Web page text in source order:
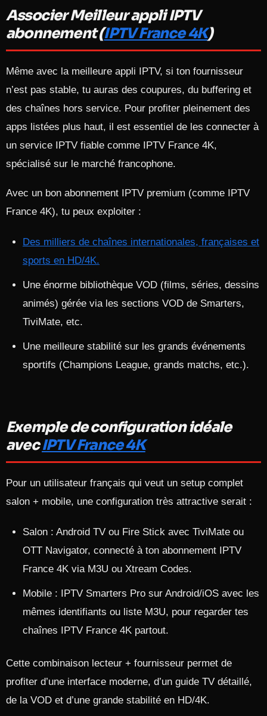
Associer Meilleur appli IPTV
abonnement (IPTV France 4K)
Même avec la meilleure appli IPTV, si ton fournisseur
n’est pas stable, tu auras des coupures, du buffering et
des chaînes hors service. Pour profiter pleinement des
apps listées plus haut, il est essentiel de les connecter à
un service IPTV fiable comme IPTV France 4K,
spécialisé sur le marché francophone.​
Avec un bon abonnement IPTV premium (comme IPTV
France 4K), tu peux exploiter :
Des milliers de chaînes internationales, françaises et
sports en HD/4K.​
Une énorme bibliothèque VOD (films, séries, dessins
animés) gérée via les sections VOD de Smarters,
TiviMate, etc.​
Une meilleure stabilité sur les grands événements
sportifs (Champions League, grands matchs, etc.).​
Exemple de configuration idéale
avecIPTV France 4K
Pour un utilisateur français qui veut un setup complet
salon + mobile, une configuration très attractive serait :
Salon : Android TV ou Fire Stick avec TiviMate ou
OTT Navigator, connecté à ton abonnement IPTV
France 4K via M3U ou Xtream Codes.​
Mobile : IPTV Smarters Pro sur Android/iOS avec les
mêmes identifiants ou liste M3U, pour regarder tes
chaînes IPTV France 4K partout.​
Cette combinaison lecteur + fournisseur permet de
profiter d’une interface moderne, d’un guide TV détaillé,
de la VOD et d’une grande stabilité en HD/4K.​